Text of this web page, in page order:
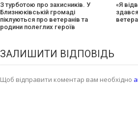
З турботою про захисників. У
Близнюківській громаді
піклуються про ветеранів та
родини полеглих героїв
«Я
ЗАЛИШИТИ ВІДПОВІДЬ
Щоб відправити коментар вам необхідно